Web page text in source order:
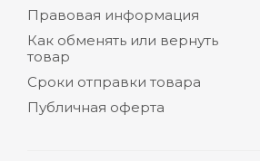
Правовая информация
Как обменять или вернуть
товар
Сроки отправки товара
Публичная оферта